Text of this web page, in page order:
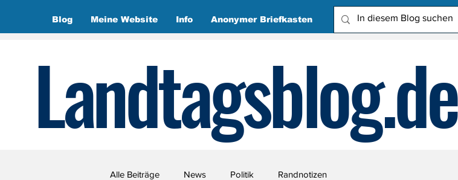
Blog Meine Website Info Anonymer Briefkasten
Landtagsblog.de
Alle Beiträge News Politik Randnotizen